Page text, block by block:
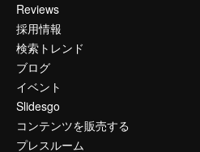
Reviews
採用情報
検索トレンド
ブログ
イベント
Slidesgo
コンテンツを販売する
プレスルーム